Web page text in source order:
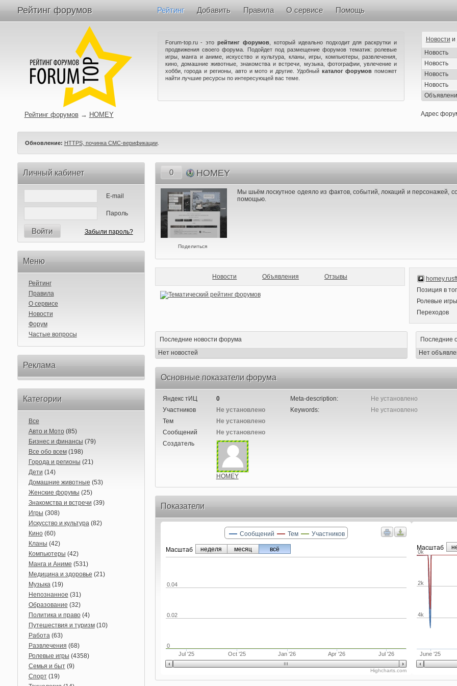
Рейтинг форумов Рейтинг Добавить Правила О сервисе Помощь
Forum-top.ru - эторейтинг форумов , который идеально подходит для раскрутки и
продвижения своего форума. Подойдет под размещение форумов тематик: ролевые
игры, манга и аниме, искусство и культура, кланы, игры, компьютеры, развлечения,
кино, домашние животные, знакомства и встречи, музыка, фотографии, увлечение и
хобби, города и регионы, авто и мото и другие. Удобный каталог форумов поможет
найти лучшие ресурсы по интересующей вас теме.
Новости и
Новость
Новость
Новость
Новость
Адрес
Рейтинг форумов → HOMEY
Обновление: HTTPS, починка СМС-верификации.
Личный кабинет
E-mail
Пароль
Войти Забыли пароль?
Меню
Рейтинг
Правила
О сервисе
Новости
Форум
Частые вопросы
Реклама
Категории
Все
Авто и Мото(85)
Бизнес и финансы (79)
Все обо всем(198)
Города и регионы (21)
Дети (14)
Домашние животные (53)
Женские форумы (25)
Знакомства и встречи (39)
Игры (308)
Искусство и культура(82)
Кино(60)
Кланы (42)
Компьютеры (42)
Манга и Аниме (531)
Медицина и здоровье (21)
Музыка(19)
Непознанное (31)
Образование (32)
Политика и право(4)
Путешествия и туризм(10)
Работа(63)
Развлечения (68)
Ролевые игры (4358)
Семья и быт(9)
Спорт(19)
0 HOMEY
Поделиться
Мы шьём лоскутное одеяло из фактов, событий, локаций и персонажей,
помощью.
Новости Объявления Отзывы
Позиция в
Ролевые игры
Переходов
Последние
Нет
Последние новости форума
Нет новостей
Основные показатели форума
Яндекс тИЦ
0
Участников
Не установлено
Тем
Не установлено
Сообщений
Не установлено
Создатель
HOMEY
Meta-description:
Не установлено
Keywords:
Не установлено
Показатели
Маcштаб
Jul '25 Oct '25 Jan '26 Apr '26 Jul '26
0
0.02
0.04
Highcharts.com
Сообщений Тем Участников
неделя месяц всё Маcштаб
June '25
0k
2k
4k